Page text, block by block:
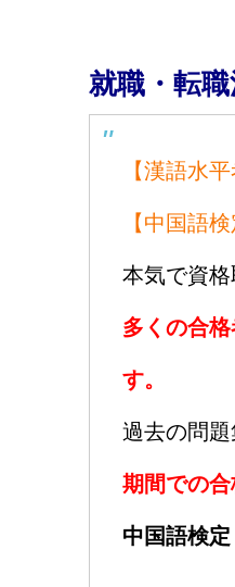
就職・転
【漢語水
【中国語
本気で資格
多くの合
す。
過去の問
期間での合
中国語検